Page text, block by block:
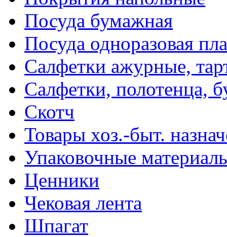
Посуда бумажная
Посуда одноразовая
Салфетки ажурные,
Салфетки, полотенца,
Скотч
Товары хоз.-быт.
Упаковочные
Ценники
Чековая лента
Шпагат